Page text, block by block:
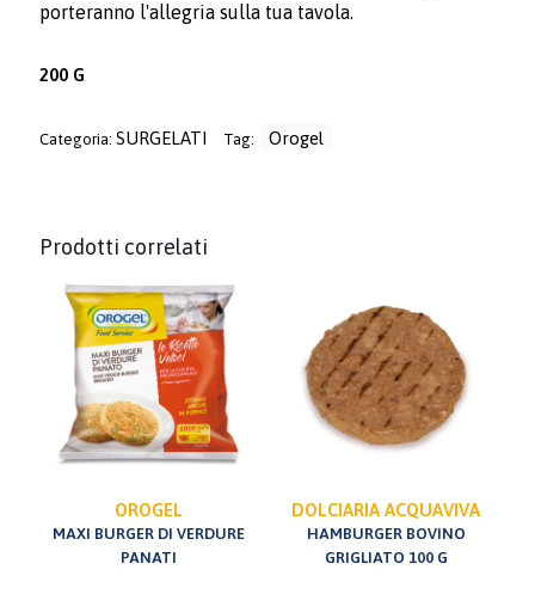
porteranno l'allegria sulla tua tavola.
200 G
Categoria: SURGELATI Tag: Orogel
Prodotti correlati
OROGEL
MAXI BURGER DI VERDURE
PANATI
DOLCIARIA ACQUAVIVA
HAMBURGER BOVINO
GRIGLIATO 100 G